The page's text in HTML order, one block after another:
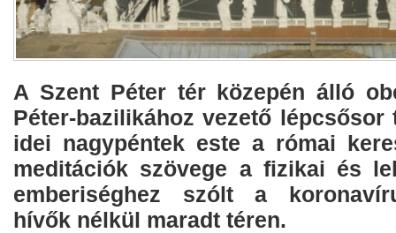
A Szent Péter tér közepén álló
Péter-bazilikához vezető lépcsősor
idei nagypéntek este a római
meditációk szövege a fizikai és
emberiséghez szólt a
hívők nélkül maradt téren.